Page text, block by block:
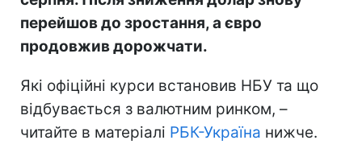
перейшов до зростання, а євро
продовжив дорожчати.
Які офіційні курси встановив НБУ та що
відбувається з валютним ринком, –
читайте в матеріалі РБК-Україна нижче.